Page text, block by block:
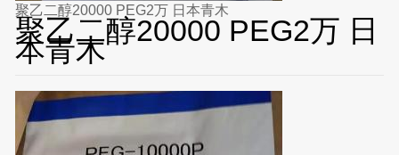
聚乙二醇20000 PEG2万 日本青木
聚乙二醇20000 PEG2万 日
本青木